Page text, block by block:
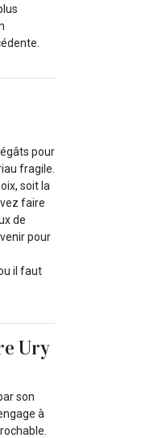
pour
fragile.
soit la
faire
de
pour
il faut
Ury
son
à